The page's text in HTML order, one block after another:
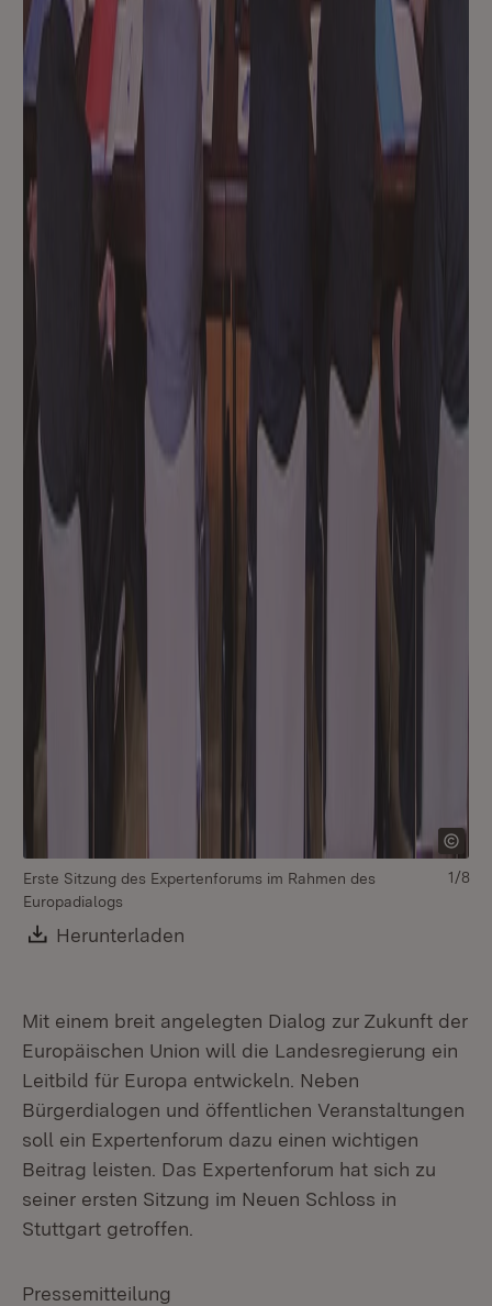
Erste Sitzung des Expertenforums im Rahmen des
Europadialogs
Download:
Herunterladen
1/8
Mit einem breit angelegten Dialog zur Zukunft der
Europäischen Union will die Landesregierung ein
Leitbild für Europa entwickeln. Neben
Bürgerdialogen und öffentlichen Veranstaltungen
soll ein Expertenforum dazu einen wichtigen
Beitrag leisten. Das Expertenforum hat sich zu
seiner ersten Sitzung im Neuen Schloss in
Stuttgart getroffen.
Pressemitteilung